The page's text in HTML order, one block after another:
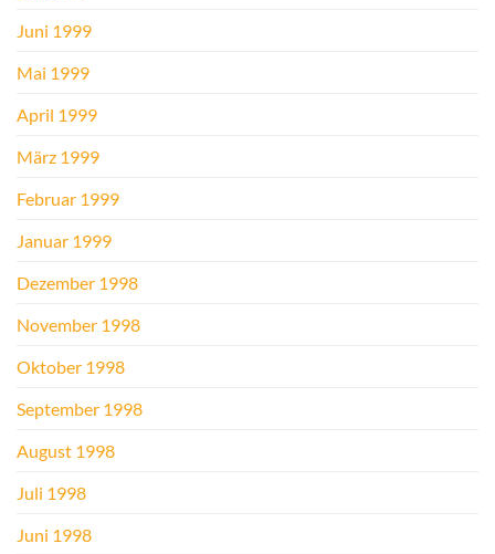
Juni 1999
Mai 1999
April 1999
März 1999
Februar 1999
Januar 1999
Dezember 1998
November 1998
Oktober 1998
September 1998
August 1998
Juli 1998
Juni 1998